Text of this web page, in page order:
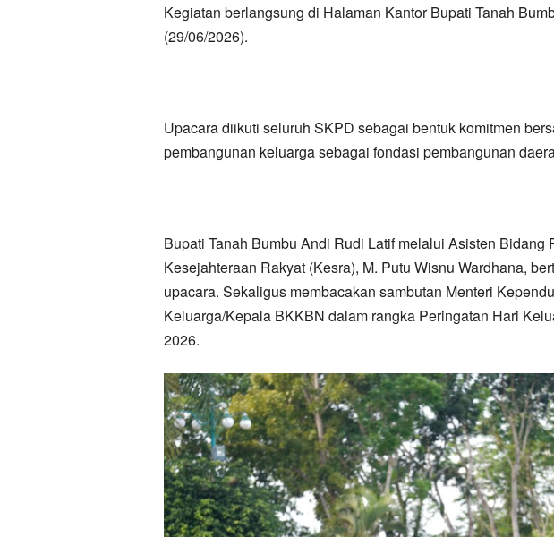
Kegiatan berlangsung di Halaman Kantor Bupati Tanah
(29/06/2026).
Upacara diikuti seluruh SKPD sebagai bentuk komitmen
pembangunan keluarga sebagai fondasi pembangunan
Bupati Tanah Bumbu Andi Rudi Latif melalui Asisten Bidang
Kesejahteraan Rakyat (Kesra), M. Putu Wisnu Wardhana,
upacara. Sekaligus membacakan sambutan Menteri
Keluarga/Kepala BKKBN dalam rangka Peringatan Hari
2026.